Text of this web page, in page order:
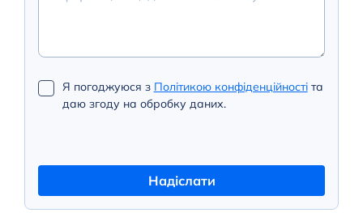
Я погоджуюся з Політикою конфіденційностіта
даю згоду на обробку даних.
Надіслати